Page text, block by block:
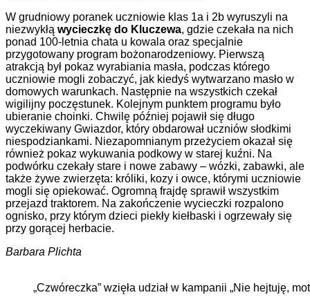
W grudniowy poranek uczniowie klas 1a i 2b wyruszyli na
niezwykłą wycieczkę do Kluczewa, gdzie czekała na nich
ponad 100-letnia chata u kowala oraz specjalnie
przygotowany program bożonarodzeniowy. Pierwszą
atrakcją był pokaz wyrabiania masła, podczas którego
uczniowie mogli zobaczyć, jak kiedyś wytwarzano masło w
domowych warunkach. Następnie na wszystkich czekał
wigilijny poczęstunek. Kolejnym punktem programu było
ubieranie choinki. Chwilę później pojawił się długo
wyczekiwany Gwiazdor, który obdarował uczniów słodkimi
niespodziankami. Niezapomnianym przeżyciem okazał się
również pokaz wykuwania podkowy w starej kuźni. Na
podwórku czekały stare i nowe zabawy – wózki, zabawki, ale
także żywe zwierzęta: króliki, kozy i owce, którymi uczniowie
mogli się opiekować. Ogromną frajdę sprawił wszystkim
przejazd traktorem. Na zakończenie wycieczki rozpalono
ognisko, przy którym dzieci piekły kiełbaski i ogrzewały się
przy gorącej herbacie.
Barbara Plichta
„Czwóreczka” wzięła udział w kampanii „Nie hejtuję,